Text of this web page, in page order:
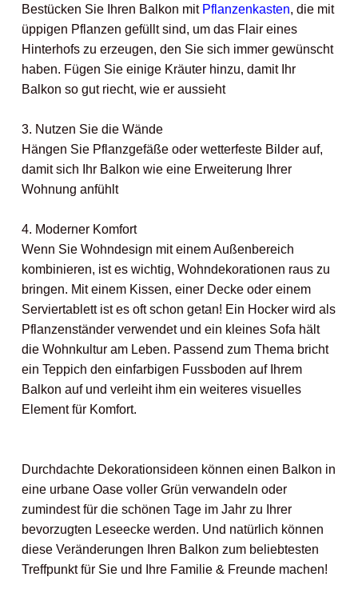
Bestücken Sie Ihren Balkon mit Pflanzenkasten, die mit
üppigen Pflanzen gefüllt sind, um das Flair eines
Hinterhofs zu erzeugen, den Sie sich immer gewünscht
haben. Fügen Sie einige Kräuter hinzu, damit Ihr
Balkon so gut riecht, wie er aussieht
3. Nutzen Sie die Wände
Hängen Sie Pflanzgefäße oder wetterfeste Bilder auf,
damit sich Ihr Balkon wie eine Erweiterung Ihrer
Wohnung anfühlt
4. Moderner Komfort
Wenn Sie Wohndesign mit einem Außenbereich
kombinieren, ist es wichtig, Wohndekorationen raus zu
bringen. Mit einem Kissen, einer Decke oder einem
Serviertablett ist es oft schon getan! Ein Hocker wird als
Pflanzenständer verwendet und ein kleines Sofa hält
die Wohnkultur am Leben. Passend zum Thema bricht
ein Teppich den einfarbigen Fussboden auf Ihrem
Balkon auf und verleiht ihm ein weiteres visuelles
Element für Komfort.
Durchdachte Dekorationsideen können einen Balkon in
eine urbane Oase voller Grün verwandeln oder
zumindest für die schönen Tage im Jahr zu Ihrer
bevorzugten Leseecke werden. Und natürlich können
diese Veränderungen Ihren Balkon zum beliebtesten
Treffpunkt für Sie und Ihre Familie & Freunde machen!